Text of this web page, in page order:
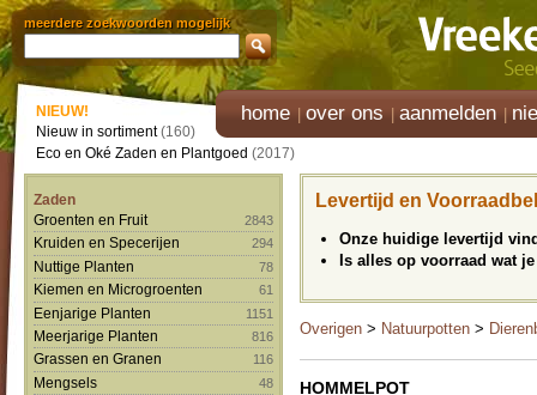
meerdere zoekwoorden mogelijk
home over ons aanmelden
NIEUW!
Nieuw in sortiment(160)
Eco en Oké Zaden en Plantgoed (2017)
Zaden
Groenten en Fruit
2843
Kruiden en Specerijen 294
Nuttige Planten 78
Kiemen en Microgroenten 61
Eenjarige Planten 1151
Meerjarige Planten 816
Grassen en Granen 116
Mengsels 48
Levertijd en
Onze huidige levertijd
Is alles op voorraad wat
Overigen > Natuurpotten >
HOMMELPOT